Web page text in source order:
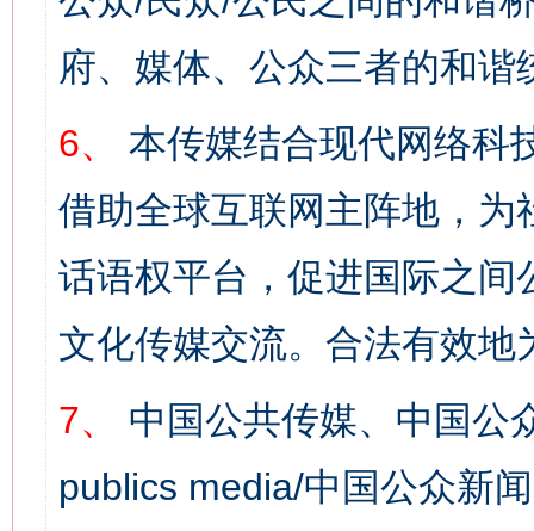
府、媒体、公众三者的和谐
6、
本传媒结合现代网络科
借助全球互联网主阵地，
话语权平台，促进国际之
文化传媒交流。合法有效地
7、
中国公共传媒、中国公
publics media/中国公众新